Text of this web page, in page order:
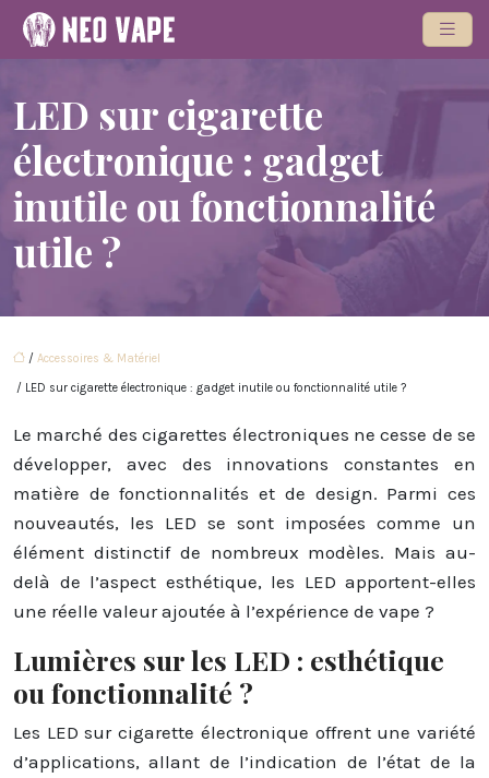
LED sur cigarette
électronique : gadget
inutile ou fonctionnalité
utile ?
/ Accessoires & Matériel
/ LED sur cigarette électronique : gadget inutile ou fonctionnalité utile ?
Le marché des cigarettes électroniques ne cesse de se
développer, avec des innovations constantes en
matière de fonctionnalités et de design. Parmi ces
nouveautés, les LED se sont imposées comme un
élément distinctif de nombreux modèles. Mais au-
delà de l’aspect esthétique, les LED apportent-elles
une réelle valeur ajoutée à l’expérience de vape ?
Lumières sur les LED : esthétique
ou fonctionnalité ?
Les LED sur cigarette électronique offrent une variété
d’applications, allant de l’indication de l’état de la